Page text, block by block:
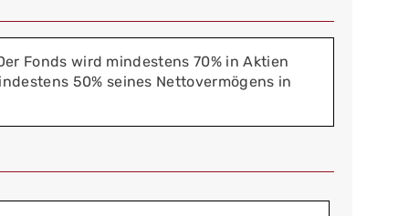
Fonds wird mindestens 70% in Aktien
50% seines Nettovermögens in